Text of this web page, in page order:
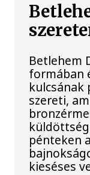
Betlehem
formában
kulcsának
szereti,
pénteken
kieséses